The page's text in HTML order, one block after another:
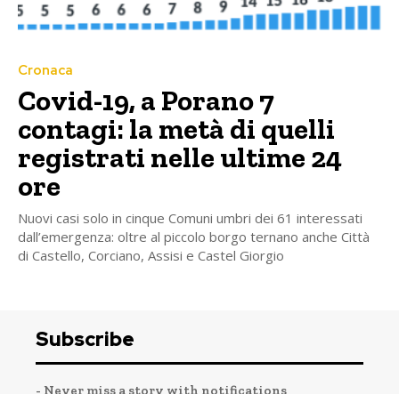
Cronaca
Covid-19, a Porano 7
contagi: la metà di quelli
registrati nelle ultime 24
ore
Nuovi casi solo in cinque Comuni umbri dei 61 interessati
dall’emergenza: oltre al piccolo borgo ternano anche Città
di Castello, Corciano, Assisi e Castel Giorgio
Subscribe
- Never miss a story with notifications